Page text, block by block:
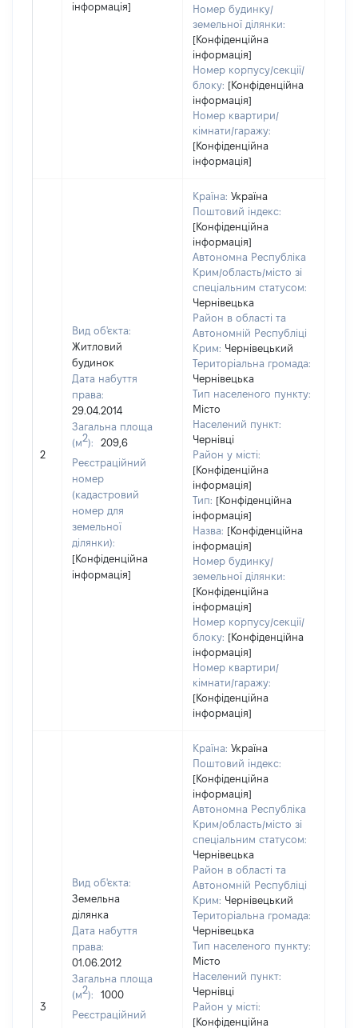
інформація]
Номер будинку/
земельної ділянки:
[Конфіденційна
інформація]
Номер корпусу/секції/
блоку: [Конфіденційна
інформація]
Номер квартири/
кімнати/гаражу:
[Конфіденційна
інформація]
2
Вид об'єкта:
Житловий
будинок
Дата набуття
права:
29.04.2014
Загальна площа
(м2):
209,6
Реєстраційний
номер
(кадастровий
номер для
земельної
ділянки):
[Конфіденційна
інформація]
Країна: Україна
Поштовий індекс:
[Конфіденційна
інформація]
Автономна Республіка
Крим/область/місто зі
спеціальним статусом:
Чернівецька
Район в області та
Автономній Республіці
Крим: Чернівецький
Територіальна громада:
Чернівецька
Тип населеного пункту:
Місто
Населений пункт:
Чернівці
Район у місті:
[Конфіденційна
інформація]
Тип: [Конфіденційна
інформація]
Назва: [Конфіденційна
інформація]
Номер будинку/
земельної ділянки:
[Конфіденційна
інформація]
Номер корпусу/секції/
блоку: [Конфіденційна
інформація]
Номер квартири/
кімнати/гаражу:
[Конфіденційна
інформація]
3
Вид об'єкта:
Земельна
ділянка
Дата набуття
права:
01.06.2012
Загальна площа
(м2):
1000
Реєстраційний
Країна: Україна
Поштовий індекс:
[Конфіденційна
інформація]
Автономна Республіка
Крим/область/місто зі
спеціальним статусом:
Чернівецька
Район в області та
Автономній Республіці
Крим: Чернівецький
Територіальна громада:
Чернівецька
Тип населеного пункту:
Місто
Населений пункт:
Чернівці
Район у місті:
[Конфіденційна